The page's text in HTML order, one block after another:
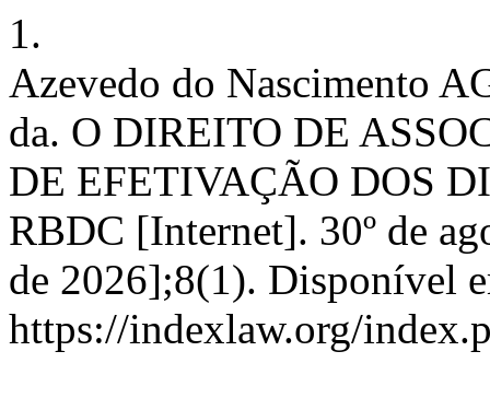
1.
Azevedo do Nascimento
da. O DIREITO DE
DE EFETIVAÇÃO DOS
RBDC [Internet]. 30º de
de 2026];8(1). Disponível
https://indexlaw.org/